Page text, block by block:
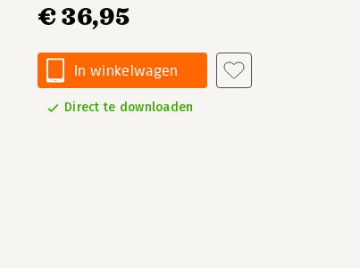
€ 36,95
In winkelwagen
Direct te downloaden